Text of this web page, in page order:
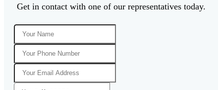
Get in contact with one of our representatives today.